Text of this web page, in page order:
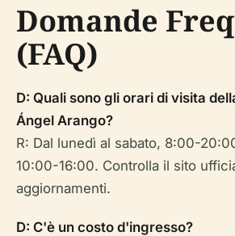
Domande
(FAQ)
D: Quali sono gli orari di visita
Ángel Arango?
R: Dal lunedì al sabato, 8:00-
10:00-16:00. Controlla il sito
aggiornamenti.
D: C'è un costo d'ingresso?